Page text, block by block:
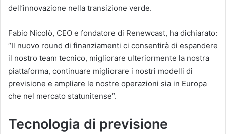
dell’innovazione nella transizione verde.
Fabio Nicolò, CEO e fondatore di Renewcast, ha dichiarato:
“Il nuovo round di finanziamenti ci consentirà di espandere
il nostro team tecnico, migliorare ulteriormente la nostra
piattaforma, continuare migliorare i nostri modelli di
previsione e ampliare le nostre operazioni sia in Europa
che nel mercato statunitense”.
Tecnologia di previsione